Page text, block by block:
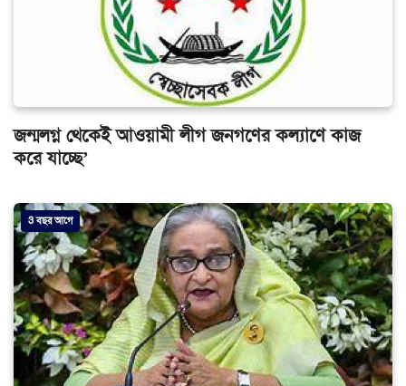
জন্মলগ্ন থেকেই আওয়ামী লীগ জনগণের কল্যাণে কাজ
করে যাচ্ছে’
3 বছর আগে